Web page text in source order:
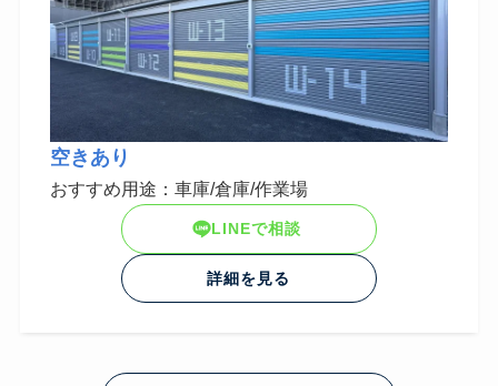
空きあり
おすすめ用途：車庫/倉庫/作業場
LINEで相談
詳細を見る